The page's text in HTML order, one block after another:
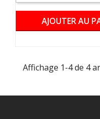
AJOUTER AU
Affichage 1-4 de 4